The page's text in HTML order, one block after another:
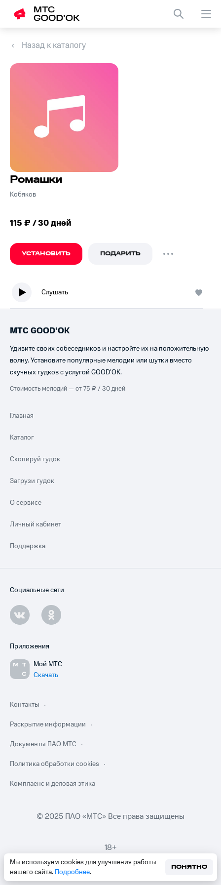
Назад к каталогу
Ромашки
Кобяков
115 ₽ / 30 дней
УСТАНОВИТЬ ПОДАРИТЬ
Слушать
Мы используем cookies для улучшения работы
нашего сайта. Подробнее.
ПОНЯТНО
МТС GOOD’OK
Удивите своих собеседников и настройте их на положительную
волну. Установите популярные мелодии или шутки вместо
скучных гудков с услугой GOOD’OK.
Стоимость мелодий — от 75 ₽ / 30 дней
Главная
Каталог
Скопируй гудок
Загрузи гудок
О сервисе
Личный кабинет
Поддержка
Социальные сети
Приложения
Мой МТС
Скачать
Контакты
Раскрытие информации
Документы ПАО МТС
Политика обработки cookies
Комплаенс и деловая этика
© 2025 ПАО «МТС» Все права защищены
18+